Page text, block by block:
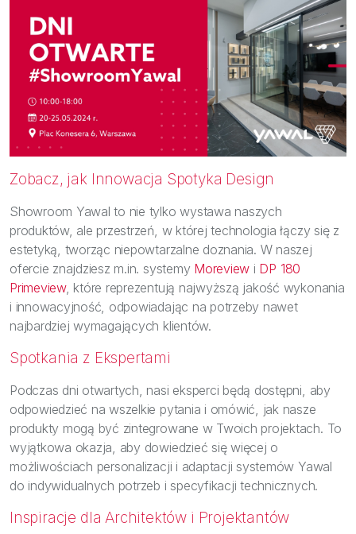
Zobacz, jak Innowacja Spotyka Design
Showroom Yawal to nie tylko wystawa naszych
produktów, ale przestrzeń, w której technologia łączy się z
estetyką, tworząc niepowtarzalne doznania. W naszej
ofercie znajdziesz m.in. systemy Moreview i DP 180
Primeview, które reprezentują najwyższą jakość wykonania
i innowacyjność, odpowiadając na potrzeby nawet
najbardziej wymagających klientów.
Spotkania z Ekspertami
Podczas dni otwartych, nasi eksperci będą dostępni, aby
odpowiedzieć na wszelkie pytania i omówić, jak nasze
produkty mogą być zintegrowane w Twoich projektach. To
wyjątkowa okazja, aby dowiedzieć się więcej o
możliwościach personalizacji i adaptacji systemów Yawal
do indywidualnych potrzeb i specyfikacji technicznych.
Inspiracje dla Architektów i Projektantów